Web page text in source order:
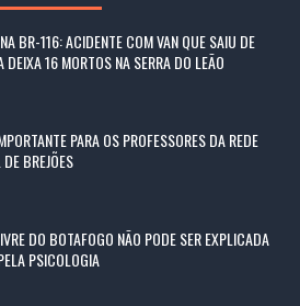
BR-116: ACIDENTE COM VAN QUE SAIU DE
DEIXA 16 MORTOS NA SERRA DO LEÃO
PARA OS PROFESSORES DA REDE
BREJÕES
DO BOTAFOGO NÃO PODE SER EXPLICADA
PSICOLOGIA